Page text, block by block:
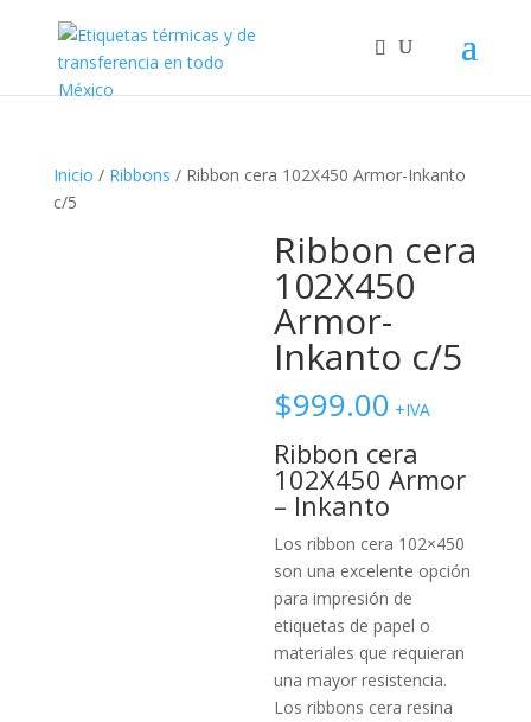
Inicio / Ribbons / Ribbon cera 102X450 Armor-Inkanto
c/5
Ribbon cera
102X450
Armor-
Inkanto c/5
$999.00 +IVA
Ribbon cera
102X450 Armor
– Inkanto
Los ribbon cera 102×450
son una excelente opción
para impresión de
etiquetas de papel o
materiales que requieran
una mayor resistencia.
Los ribbons cera resina